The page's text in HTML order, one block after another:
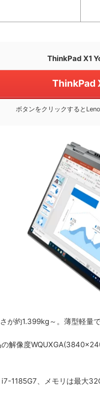
ThinkPad X1
ThinkPad
ボタンをクリックすると
が約1.399kg～。薄型軽量
解像度
1185G7、メモリは最大